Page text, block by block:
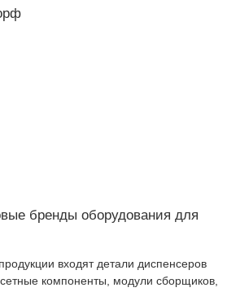
для банкоматов
OKI
бренды оборудования для
входят детали диспенсеров
компоненты, модули сборщиков,